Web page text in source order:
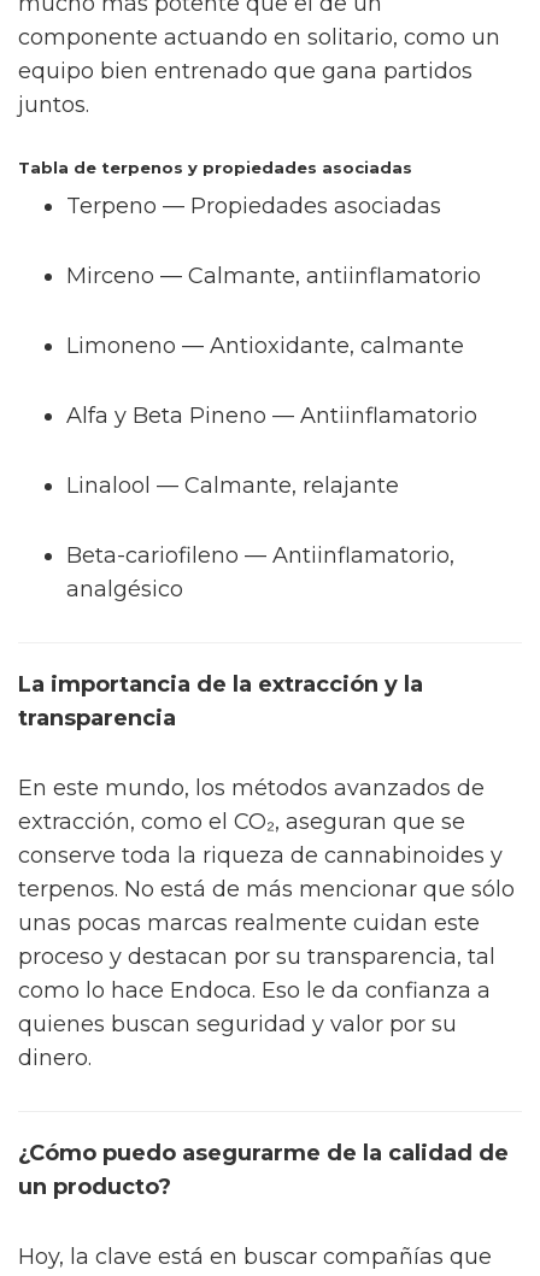
componente actuando en solitario, como un
equipo bien entrenado que gana partidos
juntos.
Tabla de terpenos y propiedades asociadas
Terpeno — Propiedades asociadas
Mirceno — Calmante, antiinflamatorio
Limoneno — Antioxidante, calmante
Alfa y Beta Pineno — Antiinflamatorio
Linalool — Calmante, relajante
Beta-cariofileno — Antiinflamatorio,
analgésico
La importancia de la extracción y la
transparencia
En este mundo, los métodos avanzados de
extracción, como el CO₂, aseguran que se
conserve toda la riqueza de cannabinoides y
terpenos. No está de más mencionar que sólo
unas pocas marcas realmente cuidan este
proceso y destacan por su transparencia, tal
como lo hace Endoca. Eso le da confianza a
quienes buscan seguridad y valor por su
dinero.
¿Cómo puedo asegurarme de la calidad de
un producto?
Hoy, la clave está en buscar compañías que